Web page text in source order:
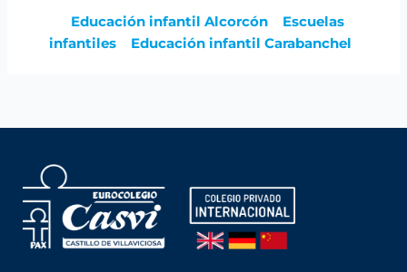
Educación infantil Alcorcón
Escuelas
infantiles
Educación infantil Carabanchel